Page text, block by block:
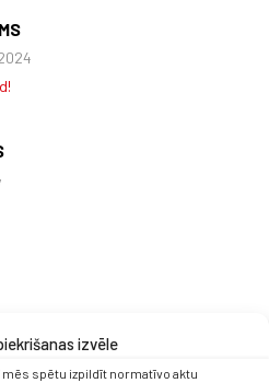
izvēle
spētu izpildīt normatīvo aktu